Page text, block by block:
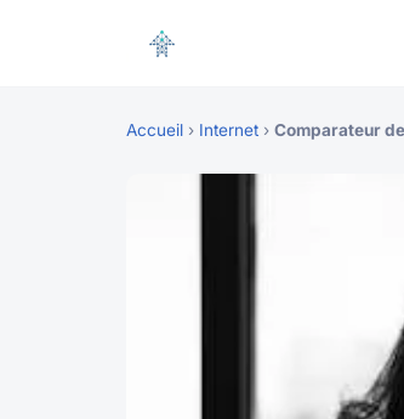
Accueil › Internet › Comparateur